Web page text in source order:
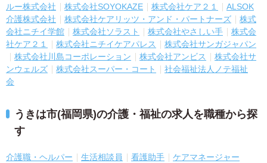
ルー株式会社
株式会社SOYOKAZE 株式会社ケア２１
ALSOK
介護株式会社
株式会社ケアリッツ・アンド・パートナーズ
株式
会社ニチイ学館
株式会社ソラスト 株式会社やさしい手
株式会
社ケア２１
株式会社ニチイケアパレス
株式会社サンガジャパン
株式会社川島コーポレーション
株式会社アンビス
株式会社サ
ンウェルズ
株式会社スーパー・コート
社会福祉法人ノテ福祉
会
うきは市(福岡県)の介護・福祉の求人を職種から探
す
介護職・ヘルパー 生活相談員 看護助手 ケアマネージャー